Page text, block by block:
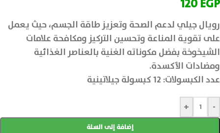
120EGP
رويال جيلي لدعم الصحة وتعزيز طاقة الجسم، حيث يعمل
على تقوية المناعة وتحسين التركيز ومكافحة علامات
الشيخوخة بفضل مكوناته الغنية بالعناصر الغذائية
ومضادات الأكسدة.
عدد الكبسولات: 12 كبسولة جيلاتينية
-
+
إضافة إلى السلة